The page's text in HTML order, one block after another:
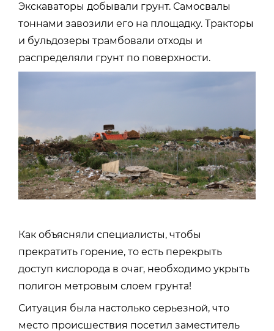
Экскаваторы добывали грунт. Самосвалы
тоннами завозили его на площадку. Тракторы
и бульдозеры трамбовали отходы и
распределяли грунт по поверхности.
Как объясняли специалисты, чтобы
прекратить горение, то есть перекрыть
доступ кислорода в очаг, необходимо укрыть
полигон метровым слоем грунта!
Ситуация была настолько серьезной, что
место происшествия посетил заместитель